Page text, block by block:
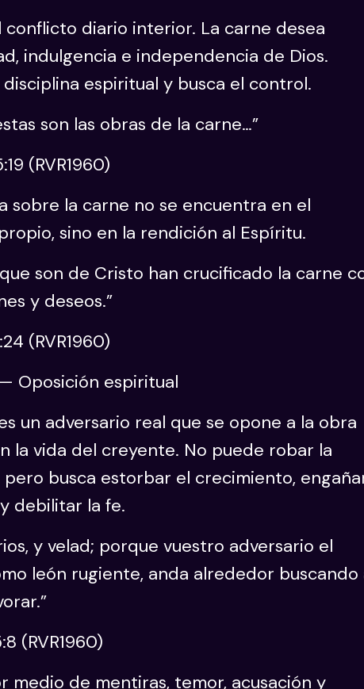
conflicto diario interior. La carne desea
indulgencia e independencia de Dios.
disciplina espiritual y busca el control.
son las obras de la carne…”
(RVR1960)
sobre la carne no se encuentra en el
sino en la rendición al Espíritu.
son de Cristo han crucificado la carne
y deseos.”
(RVR1960)
Oposición espiritual
un adversario real que se opone a la obra
la vida del creyente. No puede robar la
pero busca estorbar el crecimiento,
debilitar la fe.
y velad; porque vuestro adversario el
león rugiente, anda alrededor buscando
(RVR1960)
medio de mentiras, temor, acusación y